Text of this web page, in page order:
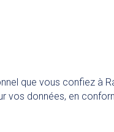
que vous confiez à
vos données, en